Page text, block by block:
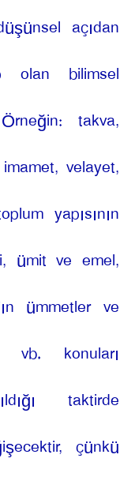
açıdan
olan bilimsel
takva,
velayet,
yapısının
ümit ve emel,
ümmetler ve
vb. konuları
taktirde
çünkü